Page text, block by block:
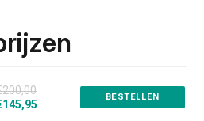
BESTELLEN